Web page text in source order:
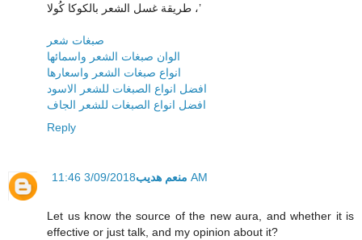
طريقة غسل الشعر بالكوكا كُولا ،’
صبغات شعر
الوان صبغات الشعر واسمائها
انواع صبغات الشعر واسعارها
افضل انواع الصبغات للشعر الاسود
افضل انواع الصبغات للشعر الجاف
Reply
منعم هديب 3/09/2018 11:46 AM
Let us know the source of the new aura, and whether it is
effective or just talk, and my opinion about it?